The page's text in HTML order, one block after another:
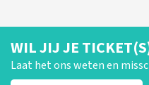
WIL JIJ JE
Laat het ons weten en